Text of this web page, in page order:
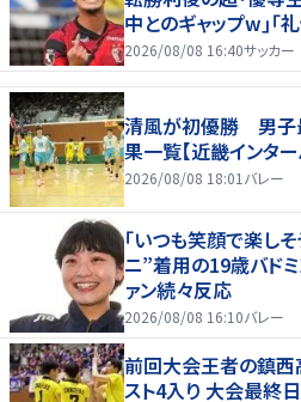
中とのギャップw｣｢
2026/08/08 16:40サッカー
清風が初優勝 男子
果一覧【近畿インタ
2026/08/08 18:01 バレー
「いつも笑顔で楽し
ニ”着用の19歳バドミ
ァン続々反応
2026/08/08 16:10バレー
前回大会王者の鎮西
スト4入り 大会最終